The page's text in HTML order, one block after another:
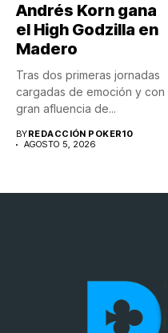
Andrés Korn gana
el High Godzilla en
Madero
Tras dos primeras jornadas
cargadas de emoción y con
gran afluencia de...
BYREDACCIÓN POKER10
AGOSTO 5, 2026